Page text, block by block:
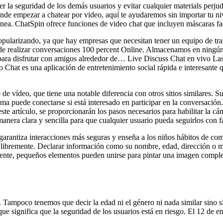
la seguridad de los demás usuarios y evitar cualquier materials
empezar a chatear por video, aquí te ayudaremos sin importar tu
ChatSpin ofrece funciones de video chat que incluyen máscaras
ya que hay empresas que necesitan tener un equipo de
realizar conversaciones 100 percent Online. Almacenamos en
disfrutar con amigos alrededor de… Live Discuss Chat en vivo
es una aplicación de entretenimiento social rápida e interesante
vídeo, que tiene una notable diferencia con otros sitios similares.
puede conectarse si está interesado en participar en la
artículo, se proporcionarán los pasos necesarios para habilitar la
clara y sencilla para que cualquier usuario pueda seguirlos con
interacciones más seguras y enseña a los niños hábitos de
Declarar información como su nombre, edad, dirección o
pequeños elementos pueden unirse para pintar una imagen
tenemos que decir la edad ni el género ni nada similar
significa que la seguridad de los usuarios está en riesgo. El 12 de